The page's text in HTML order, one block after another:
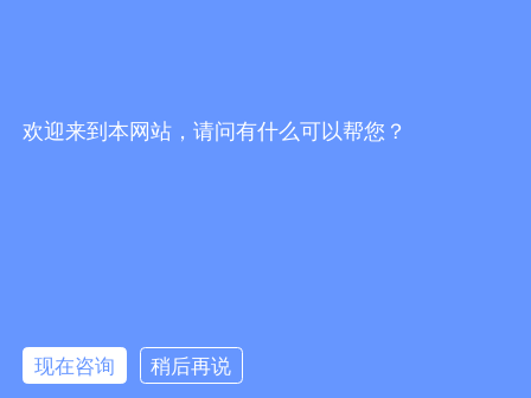
关注“全球共德”
欢迎来到本网站，请问有什么可以帮您？
现在咨询 稍后再说